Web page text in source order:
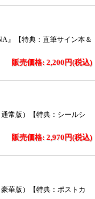
』【特典：直筆サイン本＆
販売価格: 2,200円(税込)
常版）【特典：シールシ
販売価格: 2,970円(税込)
華版）【特典：ポストカ